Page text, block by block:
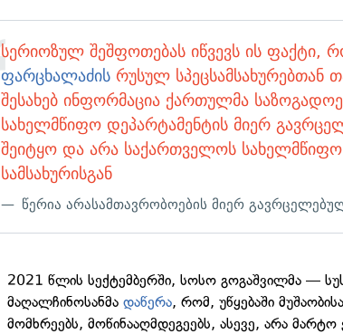
სერიოზულ შეშფოთებას იწვევს ის ფაქტი,
ფარცხალაძის რუსულ სპეცსამსახურებთან
შესახებ ინფორმაცია ქართულმა
სახელმწიფო დეპარტამენტის მიერ
შეიტყო და არა საქართველოს
სამსახურისგან
წერია არასამთავრობოების მიერ
2021 წლის სექტემბერში, სოსო გოგაშვილმა —
მაღალჩინოსანმადაწერა, რომ, უწყებაში
მომხრეებს, მოწინააღმდეგეებს, ასევე, არა მარტო